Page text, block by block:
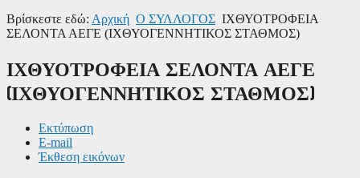
Βρίσκεστε εδώ: Αρχική Ο ΣΥΛΛΟΓΟΣ ΙΧΘΥΟΤΡΟΦΕΙΑ
ΣΕΛΟΝΤΑ ΑΕΓΕ (ΙΧΘΥΟΓΕΝΝΗΤΙΚΟΣ ΣΤΑΘΜΟΣ)
ΙΧΘΥΟΤΡΟΦΕΙΑ ΣΕΛΟΝΤΑ ΑΕΓΕ
(ΙΧΘΥΟΓΕΝΝΗΤΙΚΟΣ ΣΤΑΘΜΟΣ)
Εκτύπωση
E-mail
Έκθεση εικόνων